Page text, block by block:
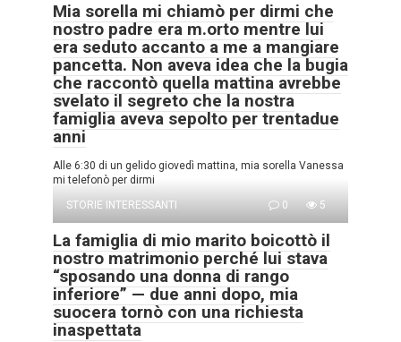
Mia sorella mi chiamò per dirmi che
nostro padre era m.orto mentre lui
era seduto accanto a me a mangiare
pancetta. Non aveva idea che la bugia
che raccontò quella mattina avrebbe
svelato il segreto che la nostra
famiglia aveva sepolto per trentadue
anni
Alle 6:30 di un gelido giovedì mattina, mia sorella Vanessa
mi telefonò per dirmi
STORIE INTERESSANTI
0 5
La famiglia di mio marito boicottò il
nostro matrimonio perché lui stava
“sposando una donna di rango
inferiore” — due anni dopo, mia
suocera tornò con una richiesta
inaspettata